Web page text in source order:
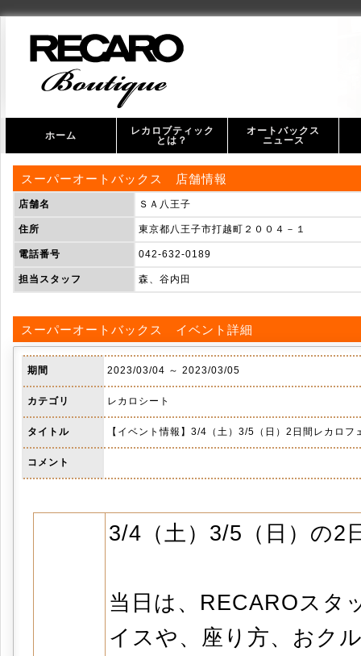
ホーム
レカロブティック
とは？
オートバックス
ニュース
オ
ス
スーパーオートバックス 店舗情報
店舗名 ＳＡ八王子
住所 東京都八王子市打越町２００４－１
電話番号 042-632-0189
担当スタッフ 森、谷内田
スーパーオートバックス イベント詳細
期間 2023/03/04 ～ 2023/03/05
カテゴリ レカロシート
タイトル 【イベント情報】3/4（土）3/5（日）2日間レカロフ
コメント
3/4（土）3/5（日）の2
当日は、RECAROスタ
イスや、座り方、おク